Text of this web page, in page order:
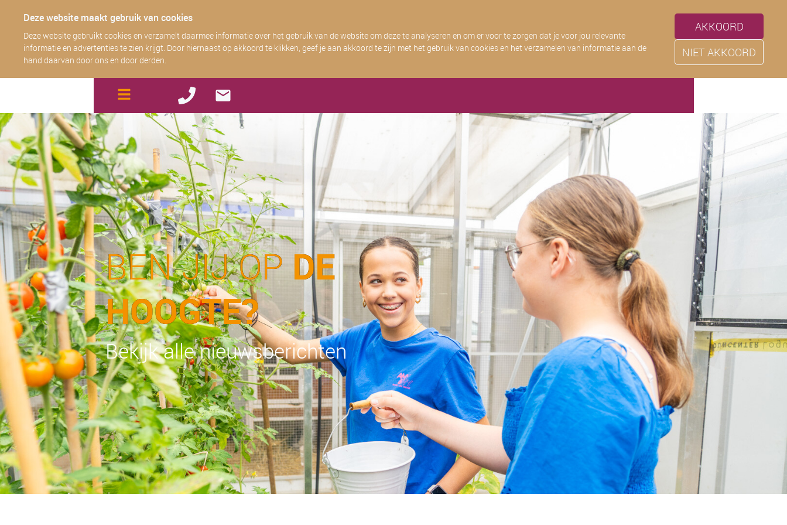
Deze website maakt gebruik van cookies
Deze website gebruikt cookies en verzamelt daarmee informatie over het gebruik van de website om deze te analyseren en om er voor te zorgen dat je voor jou relevante
informatie en advertenties te zien krijgt. Door hiernaast op akkoord te klikken, geef je aan akkoord te zijn met het gebruik van cookies en het verzamelen van informatie aan de
hand daarvan door ons en door derden.
AKKOORD
NIET AKKOORD
BEN JIJ OPDE
HOOGTE?
Bekijk alle nieuwsberichten